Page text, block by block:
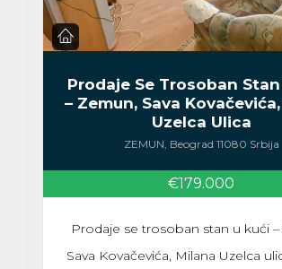
Prodaje Se Trosoban Stan
– Zemun, Sava
Uzelca Ulica
ZEMUN, Beograd 11080 Srbija
€179.000
Prodaje se trosoban stan u kući
Sava Kovačevića, Milana Uzelca